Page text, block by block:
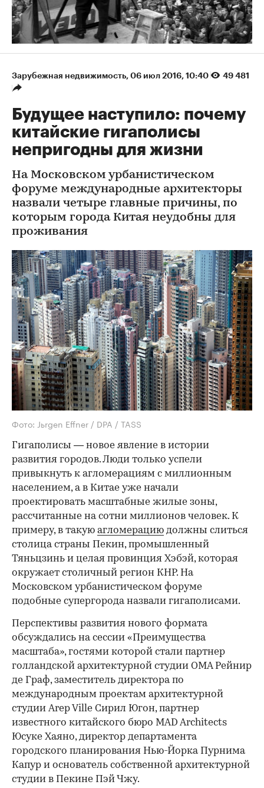
Зарубежная недвижимость⁠, 06 июл 2016, 10:40 49 481
Будущее наступило: почему
китайские гигаполисы
непригодны для жизни
На Московском урбанистическом
форуме международные архитекторы
назвали четыре главные причины, по
которым города Китая неудобны для
проживания
Фото: Jьrgen Effner / DPA / TASS
Гигаполисы — новое явление в истории
развития городов. Люди только успели
привыкнуть к агломерациям с миллионным
населением, а в Китае уже начали
проектировать масштабные жилые зоны,
рассчитанные на сотни миллионов человек. К
примеру, в такую агломерацию должны слиться
столица страны Пекин, промышленный
Тяньцзинь и целая провинция Хэбэй, которая
окружает столичный регион КНР. На
Московском урбанистическом форуме
подобные супергорода назвали гигаполисами.
Перспективы развития нового формата
обсуждались на сессии «Преимущества
масштаба», гостями которой стали партнер
голландской архитектурной студии OMA Рейнир
де Граф, заместитель директора по
международным проектам архитектурной
студии Arep Ville Сирил Югон, партнер
известного китайского бюро MAD Architects
Юсуке Хаяно, директор департамента
городского планирования Нью-Йорка Пурнима
Капур и основатель собственной архитектурной
студии в Пекине Пэй Чжу.